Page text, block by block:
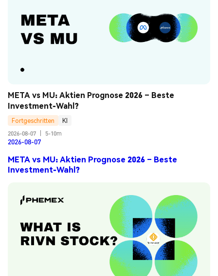
META vs MU: Aktien Prognose 2026 – Beste
Investment-Wahl?
Fortgeschritten
KI
2026-08-07
5-10m
2026-08-07
META vs MU: Aktien Prognose 2026 – Beste
Investment-Wahl?